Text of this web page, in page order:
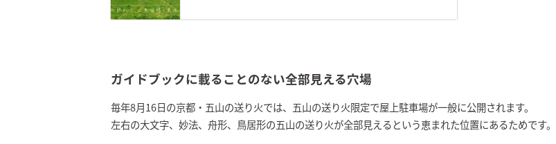
ガイドブックに載ることのない全部見える穴場
毎年8月16日の京都・五山の送り火では、五山の送り火限定で屋上駐車場が一般に公開されます。
左右の大文字、妙法、舟形、鳥居形の五山の送り火が全部見えるという恵まれた位置にあるためです。